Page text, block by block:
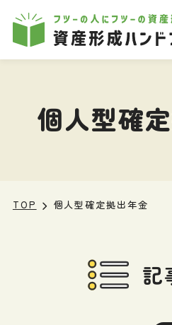
本文へ移動
個人型確
TOP 個人型確定拠出年金
記